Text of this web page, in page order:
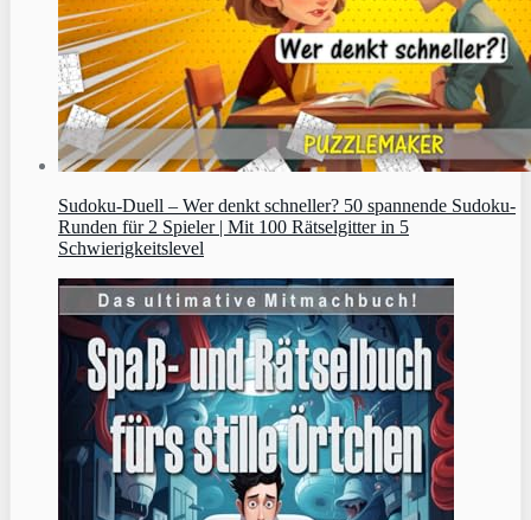
Sudoku‑Duell – Wer denkt schneller? 50 spannende Sudoku-
Runden für 2 Spieler | Mit 100 Rätselgitter in 5
Schwierigkeitslevel